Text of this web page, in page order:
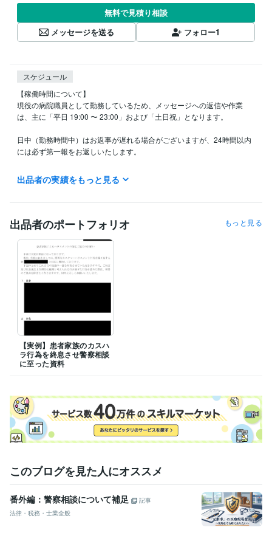
無料で見積り相談
メッセージを送る
フォロー1
スケジュール
【稼働時間について】
現役の病院職員として勤務しているため、メッセージへの返信や作業
は、主に「平日 19:00 〜 23:00」および「土日祝」となります。
日中（勤務時間中）はお返事が遅れる場合がございますが、24時間以内
には必ず第一報をお返しいたします。
【納期の目安】
テキスト形式での回答・代行となりますので、隙間時間を活用し、迅速
経験職種
管理 / コンプライアンス 経験年数 : 35年
医療・介護 / 病院・介護施設経営
ライフスタイル・その他 / 公務員
出品者の実績をもっと見る
出品者のポートフォリオ もっと見る
【実例】患者家族のカスハ
ラ行為を終息させ警察相談
に至った資料
このブログを見た人にオススメ
番外編：警察相談について補足
記事
法律・税務・士業全般